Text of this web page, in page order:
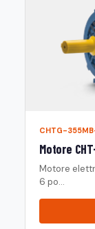
CHTG-
Motore
Motore
6 po...